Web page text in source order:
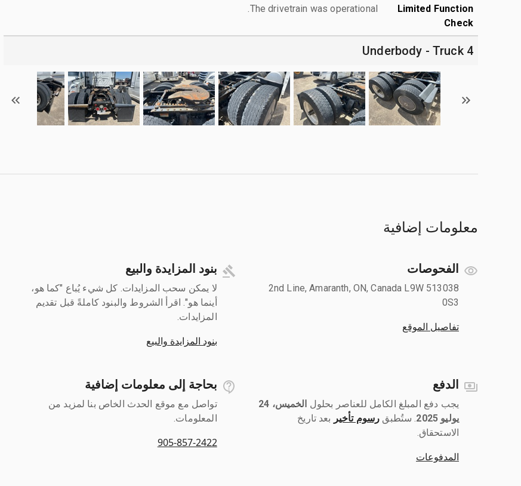
Limited Function
Check
The drivetrain was operational.
4 Underbody - Truck
معلومات إضافية
الفحوصات
513038 2nd Line, Amaranth, ON, Canada L9W
0S3
تفاصيل الموقع
بنود المزايدة والبيع
لا يمكن سحب المزايدات. كل شيء يُباع "كما هو،
أينما هو". اقرأ الشروط والبنود كاملةً قبل تقديم
المزايدات.
بنود المزايدة والبيع
الدفع
يجب دفع المبلغ الكامل للعناصر بحلول ‎
الخميس، 24
يوليو 2025
رسوم تأخير بعد تاريخ
الاستحقاق.
المدفوعات
بحاجة إلى معلومات إضافية
تواصل مع موقع الحدث الخاص بنا لمزيد من
المعلومات.
905-857-2422